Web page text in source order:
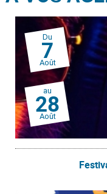
Du
7
Août
au
28
Août